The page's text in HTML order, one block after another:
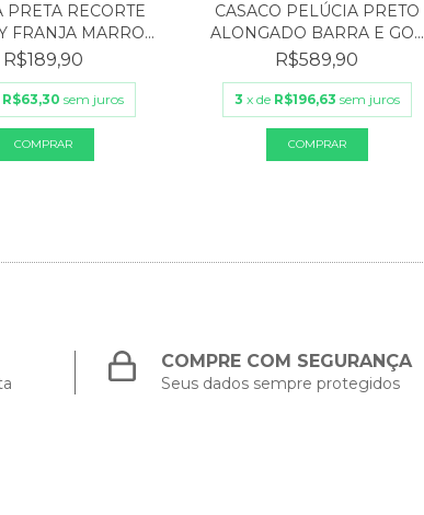
PRETA RECORTE
FRANJA MARRO...
R$189,90
R$63,30 sem juros
CASACO PELÚCIA PRETO
ALONGADO BARRA E GO...
R$589,90
3 x de R$196,63 sem juros
COMPRE COM SEGURANÇA
Seus dados sempre protegidos